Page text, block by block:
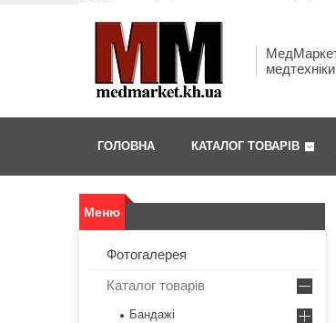
МедМаркет
ГОЛОВНА КАТАЛОГ ТОВАРІВ
Фотогалерея
Каталог товарів
Бандажі